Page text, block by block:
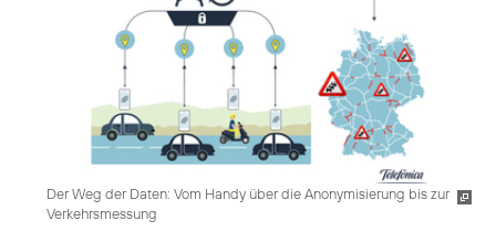
Der Weg der Daten: Vom Handy über die Anonymisierung bis zur
Verkehrsmessung